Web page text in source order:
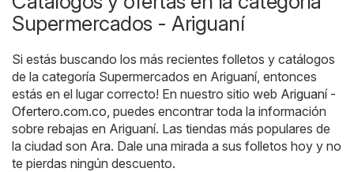
Supermercados - Ariguaní
Si estás buscando los más recientes folletos y catálogos
de la categoría Supermercados en Ariguaní, entonces
estás en el lugar correcto! En nuestro sitio web Ariguaní -
Ofertero.com.co , puedes encontrar toda la información
sobre rebajas en Ariguaní. Las tiendas más populares de
la ciudad son Ara. Dale una mirada a sus folletos hoy y no
te pierdas ningún descuento.